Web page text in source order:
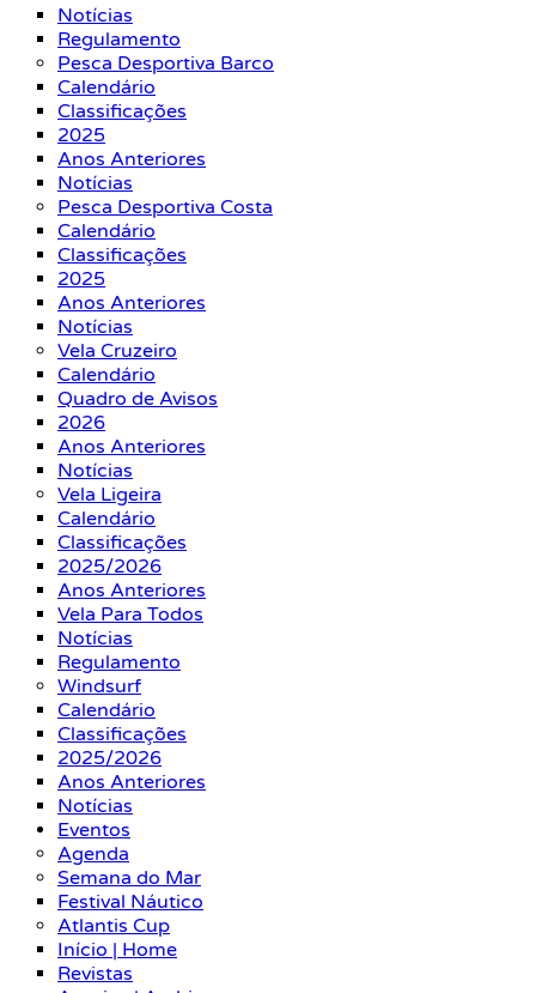
Notícias
Regulamento
Pesca Desportiva Barco
Calendário
Classificações
2025
Anos Anteriores
Notícias
Pesca Desportiva Costa
Calendário
Classificações
2025
Anos Anteriores
Notícias
Vela Cruzeiro
Calendário
Quadro de Avisos
2026
Anos Anteriores
Notícias
Vela Ligeira
Calendário
Classificações
2025/2026
Anos Anteriores
Vela Para Todos
Notícias
Regulamento
Windsurf
Calendário
Classificações
2025/2026
Anos Anteriores
Notícias
Eventos
Agenda
Semana do Mar
Festival Náutico
Atlantis Cup
Início | Home
Revistas